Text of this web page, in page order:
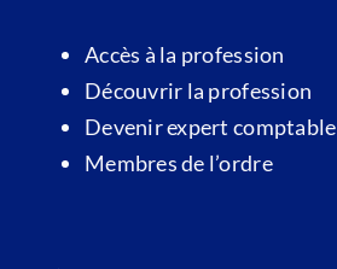
Accès à la profession
Découvrir la profession
Devenir expert comptable
Membres de l’ordre